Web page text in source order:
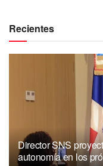
Recientes
Director SNS
autonomía en los